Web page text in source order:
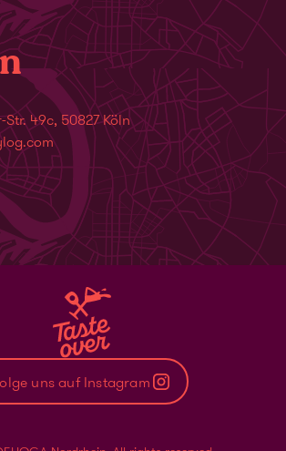
49c, 50827 Köln
uns auf Instagram